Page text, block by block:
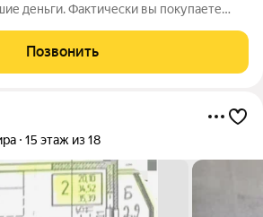
деньги. Фактически вы покупаете
Отличная возможность сделать
квартиру
Позвонить
15 этаж из 18